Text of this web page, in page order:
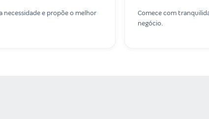
necessidade e propõe o melhor
Comece com
negócio.